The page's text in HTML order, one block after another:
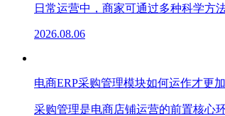
日常运营中，商家可通过多种科学方
2026.08.06
电商ERP采购管理模块如何运作才更
采购管理是电商店铺运营的前置核心